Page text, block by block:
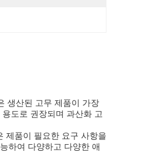
생산된 고무 제품이 가장
도로 권장되며 과산화 고
제품이 필요한 요구 사항을
하여 다양하고 다양한 애